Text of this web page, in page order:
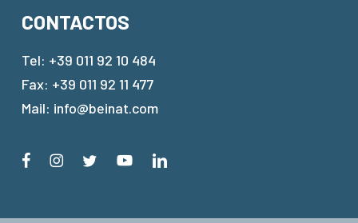
CONTACTOS
Tel: +39 011 92 10 484
Fax: +39 011 92 11 477
Mail: info@beinat.com